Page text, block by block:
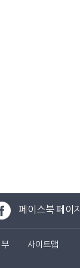
페이스북 페이지
사이트맵